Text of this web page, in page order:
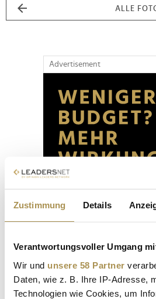
Zustimmung Details
Verantwortungsvoller Umgang
Wir und unsere 58 Partner
Daten, wie z. B. Ihre IP-Adresse,
Technologien wie Cookies, um
ALLE
Advertisement